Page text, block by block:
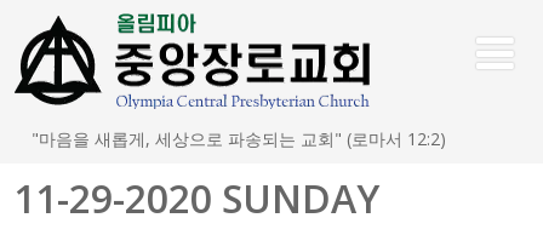
"마음을 새롭게, 세상으로 파송되는 교회" (로마서 12:2)
11-29-2020 SUNDAY